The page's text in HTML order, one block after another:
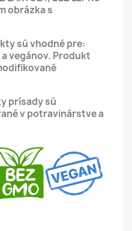
obrázka s
sú vhodné pre:
vegánov. Produkt
prísady sú
v potravinárstve a